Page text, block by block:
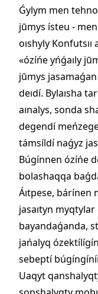
Ǵylym men
jūmys ísteu -
oıshyly
«ózíńe yńǵaıly
jūmys
deıdí. Bylaısha
aınalys, sonda
degendí
támsíldí naǵyz
Búgínnen ózíńe
bolashaqqa
Áıtpese, bárínen
jasaıtyn
bayandaǵanda,
jańalyq
sebeptí
Uaqyt